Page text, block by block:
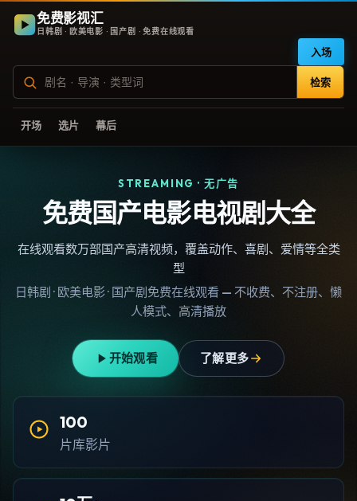
免费影视汇
日韩剧 · 欧美电影 · 国产剧 · 免费在线观看
检索
入场
开场 选片 幕后
STREAMING · 无广告
免费国产电影电视剧大全
在线观看数万部国产高清视频，覆盖动作、喜剧、爱情等全类
型
日韩剧 · 欧美电影 · 国产剧免费在线观看 — 不收费、不注册、懒
人模式、高清播放
开始观看 了解更多
100
片库影片